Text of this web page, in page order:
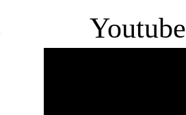
Youtube